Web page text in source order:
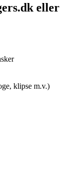
eller
klipse m.v.)